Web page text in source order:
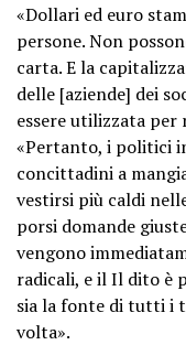
«Dollari ed euro
persone. Non
carta. E la
delle [aziende] dei
essere utilizzata per
«Pertanto, i politici
concittadini a
vestirsi più caldi
porsi domande
vengono
radicali, e il Il dito è
sia la fonte di tutti i
volta».